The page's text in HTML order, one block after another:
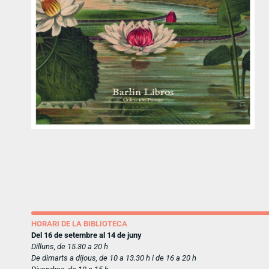
HORARI DE LA BIBLIOTECA
Del 16 de setembre al 14 de juny
Dilluns, de 15.30 a 20 h
De dimarts a dijous, de 10 a 13.30 h i de 16 a 20 h